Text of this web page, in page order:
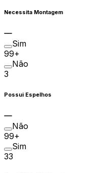
Necessita Montagem
Sim
99+
Não
3
Possui Espelhos
Não
99+
Sim
33